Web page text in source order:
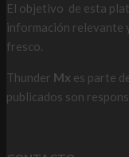
El objetivo de esta
información relevante
fresco.
Thunder Mx es parte
publicados son